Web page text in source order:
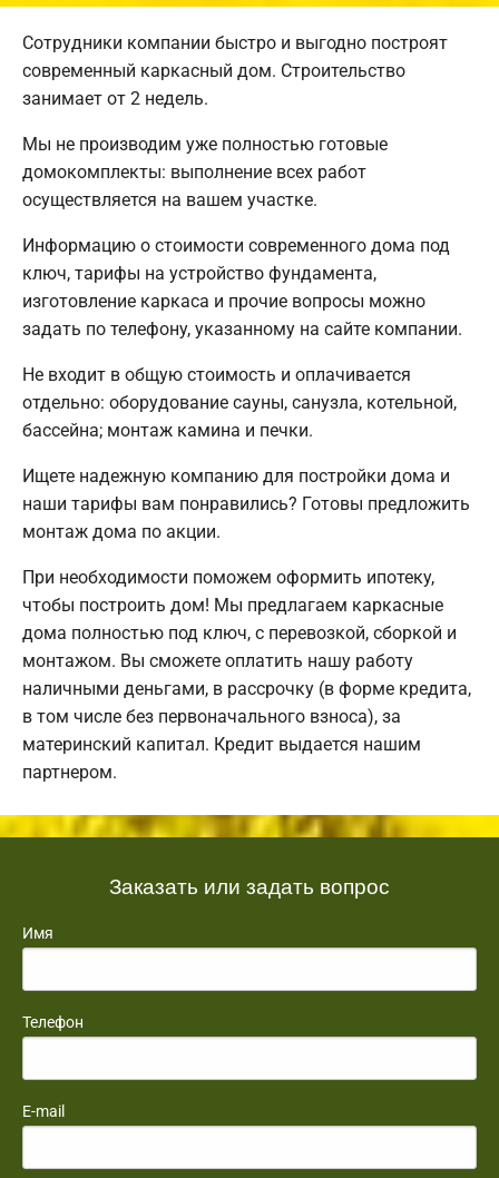
Сотрудники компании быстро и выгодно построят
современный каркасный дом. Строительство
занимает от 2 недель.
Мы не производим уже полностью готовые
домокомплекты: выполнение всех работ
осуществляется на вашем участке.
Информацию о стоимости современного дома под
ключ, тарифы на устройство фундамента,
изготовление каркаса и прочие вопросы можно
задать по телефону, указанному на сайте компании.
Не входит в общую стоимость и оплачивается
отдельно: оборудование сауны, санузла, котельной,
бассейна; монтаж камина и печки.
Ищете надежную компанию для постройки дома и
наши тарифы вам понравились? Готовы предложить
монтаж дома по акции.
При необходимости поможем оформить ипотеку,
чтобы построить дом! Мы предлагаем каркасные
дома полностью под ключ, с перевозкой, сборкой и
монтажом. Вы сможете оплатить нашу работу
наличными деньгами, в рассрочку (в форме кредита,
в том числе без первоначального взноса), за
материнский капитал. Кредит выдается нашим
партнером.
Заказать или задать вопрос
Имя
Телефон
E-mail